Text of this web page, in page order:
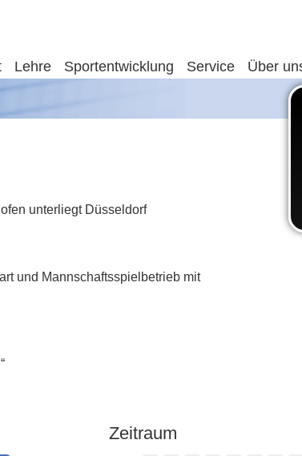
Lehre Sportentwicklung Service Über
unterliegt Düsseldorf
und Mannschaftsspielbetrieb mit
Zeitraum